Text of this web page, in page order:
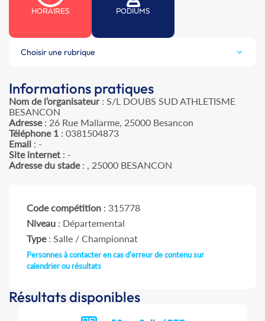
HORAIRES PODIUMS
Choisir une rubrique
Informations pratiques
Nom de l’organisateur: S/L DOUBS SUD ATHLETISME
BESANCON
Adresse: 26 Rue Mallarme, 25000 Besancon
Téléphone 1 : 0381504873
Email : -
Site internet : -
Adresse du stade: , 25000 BESANCON
Code compétition : 315778
Niveau : Départemental
Type: Salle / Championnat
Personnes à contacter en cas d'erreur de contenu sur
calendrier ou résultats
Résultats disponibles